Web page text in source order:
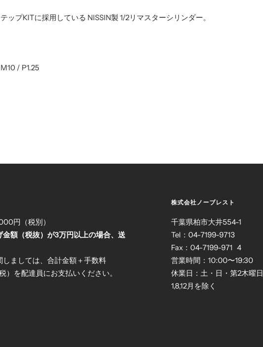
ップKITに採用している NISSIN製 1/2リマスターシリンダー。
/ P1.25
円（税別）
金額（税抜）が3万円以上の場合、送
しましては、合計金額＋手数料
）を配達員にお支払いください。
株式会社ノーブレスト
千葉県柏市大井554-1
Tel：04-7199-9713
Fax：04-7199-971 4
営業時間：10:00〜19:30
休業日：土・日・第2木曜日
1,8,12月を除く